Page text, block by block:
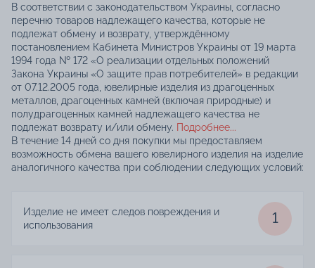
В соответствии с законодательством Украины, согласно
перечню товаров надлежащего качества, которые не
подлежат обмену и возврату, утверждённому
постановлением Кабинета Министров Украины от 19 марта
1994 года № 172 «О реализации отдельных положений
Закона Украины «О защите прав потребителей» в редакции
от 07.12.2005 года, ювелирные изделия из драгоценных
металлов, драгоценных камней (включая природные) и
полудрагоценных камней надлежащего качества не
подлежат возврату и/или обмену. Подробнее...
В течение 14 дней со дня покупки мы предоставляем
возможность обмена вашего ювелирного изделия на изделие
аналогичного качества при соблюдении следующих условий:
Изделие не имеет следов повреждения и
использования
1